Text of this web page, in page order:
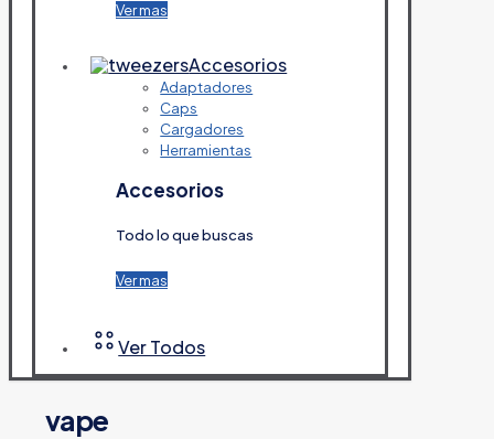
Ver mas
Accesorios
Adaptadores
Caps
Cargadores
Herramientas
Accesorios
Todo lo que buscas
Ver mas
Ver Todos
vape